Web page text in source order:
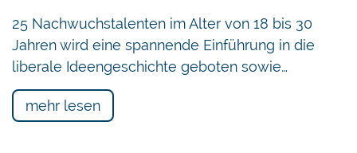
25 Nachwuchstalenten im Alter von 18 bis 30
Jahren wird eine spannende Einführung in die
liberale Ideengeschichte geboten sowie…
mehr lesen